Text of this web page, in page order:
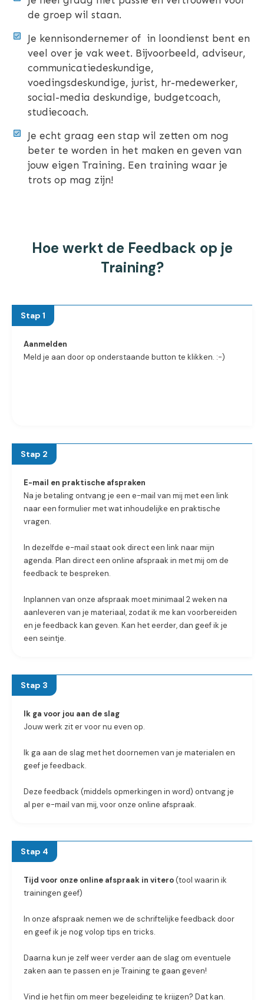
de groep wil staan.
Je kennisondernemer of in loondienst bent en
veel over je vak weet. Bijvoorbeeld, adviseur,
communicatiedeskundige,
voedingsdeskundige, jurist, hr-medewerker,
social-media deskundige, budgetcoach,
studiecoach.
Je echt graag een stap wil zetten om nog
beter te worden in het maken en geven van
jouw eigen Training. Een training waar je
trots op mag zijn!
Hoe werkt de Feedback op je
Training?
Stap 1
Aanmelden
Meld je aan door op onderstaande button te klikken. :-)
Stap 2
E-mail en praktische afspraken
Na je betaling ontvang je een e-mail van mij met een link
naar een formulier met wat inhoudelijke en praktische
vragen.
In dezelfde e-mail staat ook direct een link naar mijn
agenda. Plan direct een online afspraak in met mij om de
feedback te bespreken.
Inplannen van onze afspraak moet minimaal 2 weken na
aanleveren van je materiaal, zodat ik me kan voorbereiden
en je feedback kan geven. Kan het eerder, dan geef ik je
een seintje.
Stap 3
Ik ga voor jou aan de slag
Jouw werk zit er voor nu even op.
Ik ga aan de slag met het doornemen van je materialen en
geef je feedback.
Deze feedback (middels opmerkingen in word) ontvang je
al per e-mail van mij, voor onze online afspraak.
Stap 4
Tijd voor onze online afspraak in vitero(tool waarin ik
trainingen geef)
In onze afspraak nemen we de schriftelijke feedback door
en geef ik je nog volop tips en tricks.
Daarna kun je zelf weer verder aan de slag om eventuele
zaken aan te passen en je Training te gaan geven!
Vind je het fijn om meer begeleiding te krijgen? Dat kan.